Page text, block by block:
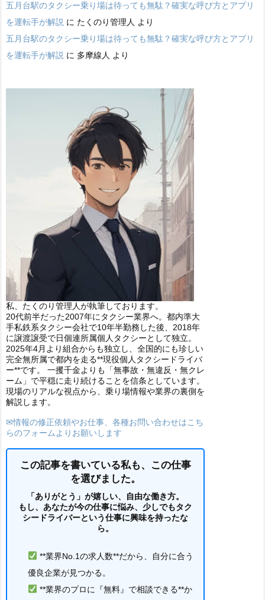
五月台駅のタクシー乗り場は待っても無駄？確実な呼び方とアプリ
を運転手が解説 に たくのり管理人 より
五月台駅のタクシー乗り場は待っても無駄？確実な呼び方とアプリ
を運転手が解説 に 多摩線人 より
私、たくのり管理人が執筆しております。
20代前半だった2007年にタクシー業界へ。都内準大
手私鉄系タクシー会社で10年半勤務した後、2018年
に譲渡譲受で日個連所属個人タクシーとして独立。
2025年4月より組合からも独立し、全国的にも珍しい
完全無所属で都内を走る**現役個人タクシードライバ
ー**です。 一攫千金よりも「無事故・無違反・無クレ
ーム」で平穏に走り続けることを信条としています。
現場のリアルな視点から、乗り場情報や業界の裏側を
解説します。
✉情報の修正依頼やお仕事、各種お問い合わせはこち
らのフォームよりお願いします
この記事を書いている私も、この仕事
を選びました。
「ありがとう」が嬉しい、自由な働き方。
もし、あなたが今の仕事に悩み、少しでもタク
シードライバーという仕事に興味を持ったな
ら。
**業界No.1の求人数**だから、自分に合う
優良企業が見つかる。
**業界のプロに『無料』で相談できる**か